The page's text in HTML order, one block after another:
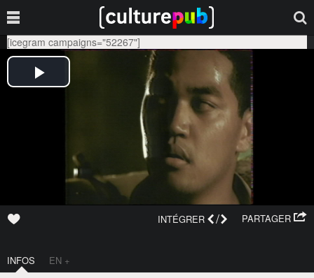
[icegram campaigns="52267"]
PARTAGER
INTÉGRER /
INFOS EN +